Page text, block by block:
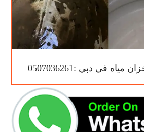
في دبي :0507036261